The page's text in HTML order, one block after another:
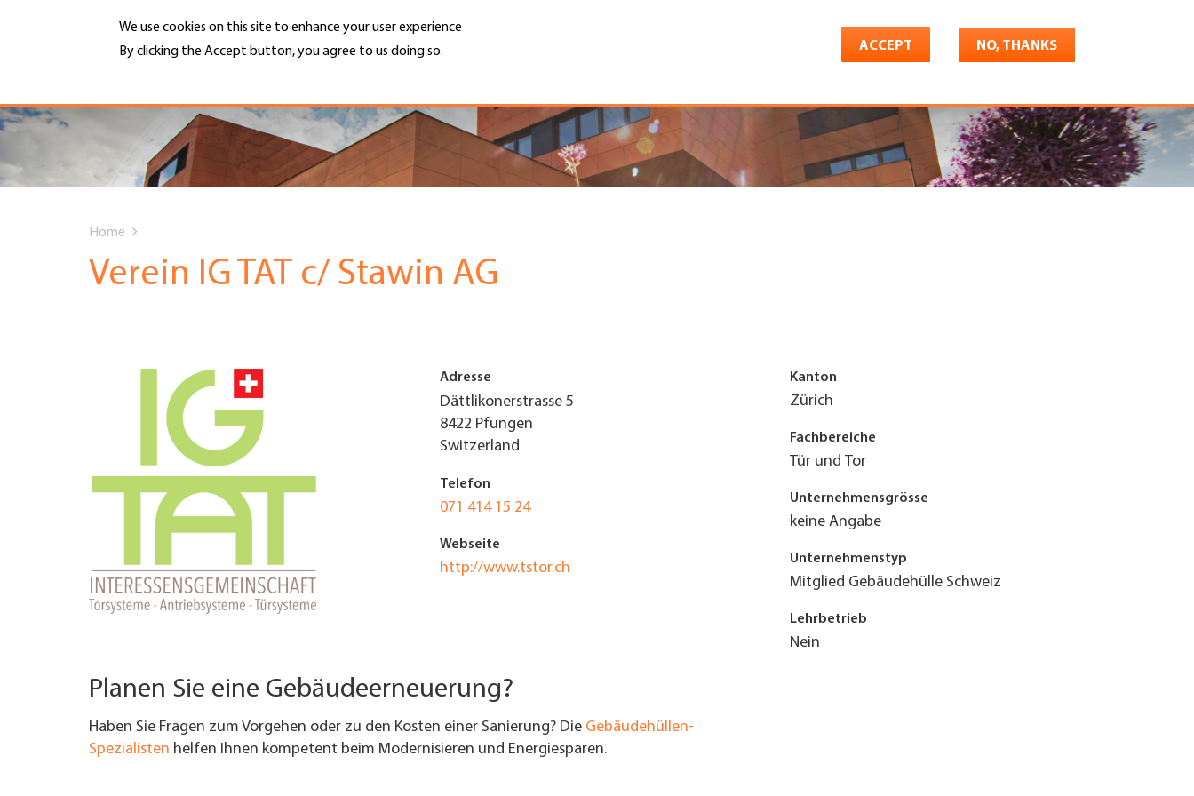
We use cookies on this site to enhance your user experience
By clicking the Accept button, you agree to us doing so.
ACCEPT NO, THANKS
Hauptnavigation
PORTRAIT
DIENSTLEISTUNGEN
UNTERNEHMEN FINDEN
FACHZEITSCHRIFT
MENU
Top
Menu
are
Home
Verein IG TAT c/ Stawin AG
Adresse
Dättlikonerstrasse 5
8422 Pfungen
Switzerland
Telefon
071 414 15 24
Webseite
http://www.tstor.ch
Kanton
Zürich
Fachbereiche
Tür und Tor
Unternehmensgrösse
keine Angabe
Unternehmenstyp
Mitglied Gebäudehülle Schweiz
Lehrbetrieb
Nein
Planen Sie eine Gebäudeerneuerung?
Haben Sie Fragen zum Vorgehen oder zu den Kosten einer Sanierung? Die Gebäudehüllen-
Spezialisten helfen Ihnen kompetent beim Modernisieren und Energiesparen.